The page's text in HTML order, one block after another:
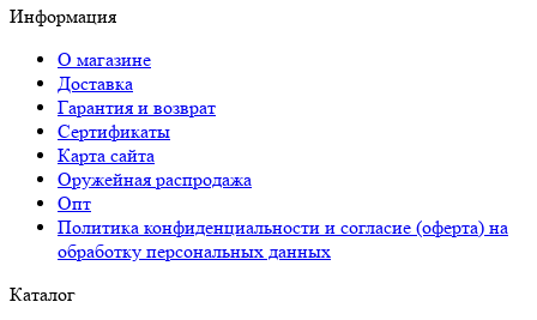
Информация
О магазине
Доставка
Гарантия и возврат
Сертификаты
Карта сайта
Оружейная распродажа
Опт
Политика конфиденциальности и согласие (оферта) на
обработку персональных данных
Каталог